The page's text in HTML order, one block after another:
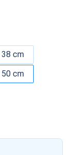
38 cm
50 cm